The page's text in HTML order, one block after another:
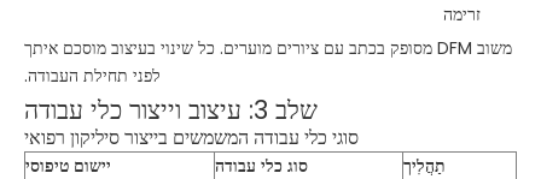
זרימה
משוב DFM מסופק בכתב עם ציורים מוערים. כל שינוי בעיצוב מוסכם איתך
לפני תחילת העבודה.
שלב 3: עיצוב וייצור כלי עבודה
סוגי כלי עבודה המשמשים בייצור סיליקון רפואי
תַהֲלִיך סוג כלי עבודה
יישום טיפוסי